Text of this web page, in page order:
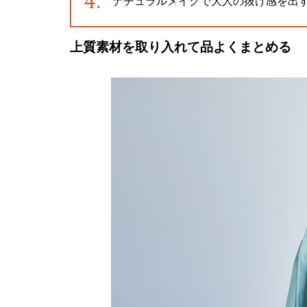
上質素材を取り入れて品よくまとめる